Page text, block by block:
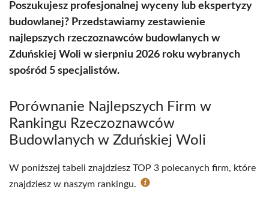
Poszukujesz profesjonalnej wyceny lub ekspertyzy
budowlanej? Przedstawiamy zestawienie
najlepszych rzeczoznawców budowlanych w
Zduńskiej Woli w sierpniu 2026 roku wybranych
spośród 5 specjalistów.
Porównanie Najlepszych Firm w
Rankingu Rzeczoznawców
Budowlanych w Zduńskiej Woli
W poniższej tabeli znajdziesz TOP 3 polecanych firm, które
znajdziesz w naszym rankingu.